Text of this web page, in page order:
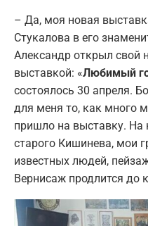
– Да, моя новая
Стукалова в его
Александр открыл свой
выставкой: «Любимый
состоялось 30 апреля.
для меня то, как много
пришло на выставку. На
старого Кишинева, мои
известных людей,
Вернисаж продлится до